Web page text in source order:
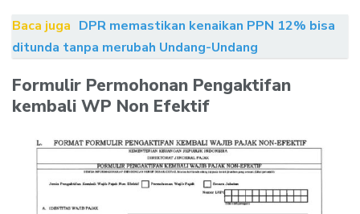
Baca juga DPR memastikan kenaikan PPN 12% bisa
ditunda tanpa merubah Undang-Undang
Formulir Permohonan Pengaktifan
kembali WP Non Efektif